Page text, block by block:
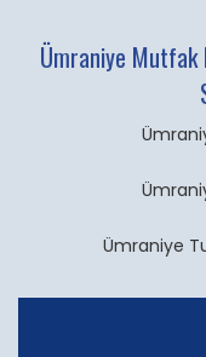
Ümraniye Mutfak
Ümraniye